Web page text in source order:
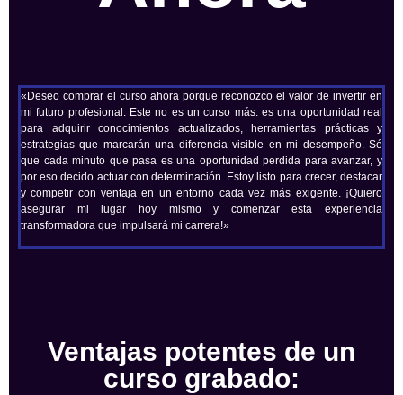
«Deseo comprar el curso ahora porque reconozco el valor de invertir en
mi futuro profesional. Este no es un curso más: es una oportunidad real
para adquirir conocimientos actualizados, herramientas prácticas y
estrategias que marcarán una diferencia visible en mi desempeño. Sé
que cada minuto que pasa es una oportunidad perdida para avanzar, y
por eso decido actuar con determinación. Estoy listo para crecer, destacar
y competir con ventaja en un entorno cada vez más exigente. ¡Quiero
asegurar mi lugar hoy mismo y comenzar esta experiencia
transformadora que impulsará mi carrera!»
Ventajas potentes de un
curso grabado: